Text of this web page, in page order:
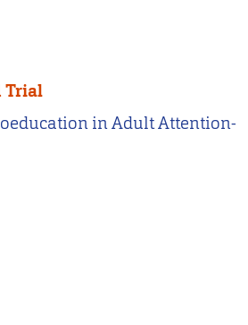
Trial
in Adult Attention-